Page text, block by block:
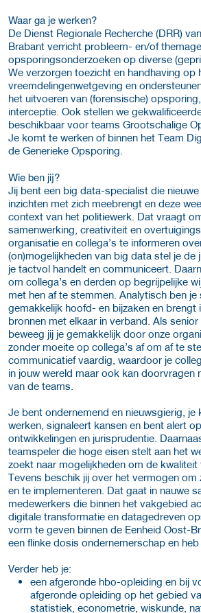
Waar ga je werken?
De Dienst Regionale Recherche (DRR)
Brabant verricht probleem- en/of
opsporingsonderzoeken op diverse
We verzorgen toezicht en handhaving op
vreemdelingenwetgeving en
het uitvoeren van (forensische)
interceptie. Ook stellen we
beschikbaar voor teams Grootschalige
Je komt te werken of binnen het Team
de Generieke Opsporing.
Wie ben jij?
Jij bent een big data-specialist die
inzichten met zich meebrengt en deze
context van het politiewerk. Dat vraagt
samenwerking, creativiteit en
organisatie en collega’s te informeren
(on)mogelijkheden van big data stel je de
je tactvol handelt en communiceert.
om collega’s en derden op begrijpelijke
met hen af te stemmen. Analytisch ben
gemakkelijk hoofd- en bijzaken en brengt
bronnen met elkaar in verband. Als
beweeg jij je gemakkelijk door onze
zonder moeite op collega’s af om af te
communicatief vaardig, waardoor je
in jouw wereld maar ook kan doorvragen
van de teams.
Je bent ondernemend en nieuwsgierig, je
werken, signaleert kansen en bent alert
ontwikkelingen en jurisprudentie.
teamspeler die hoge eisen stelt aan het
zoekt naar mogelijkheden om de kwaliteit
Tevens beschik jij over het vermogen om
en te implementeren. Dat gaat in nauwe
medewerkers die binnen het vakgebied
digitale transformatie en datagedreven
vorm te geven binnen de Eenheid Oost-
een flinke dosis ondernemerschap en heb
Verder heb je:
een afgeronde hbo-opleiding en bij
afgeronde opleiding op het gebied
statistiek, econometrie, wiskunde,